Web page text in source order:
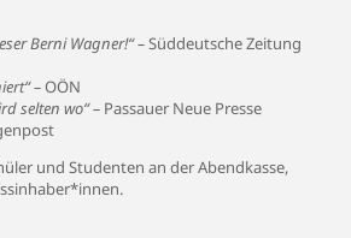
Berni Wagner!“ –Süddeutsche Zeitung
–OÖN
selten wo“ – Passauer Neue Presse
und Studenten an der Abendkasse,